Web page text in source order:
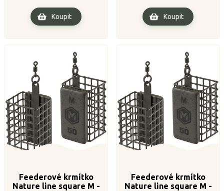
Koupit Koupit
Feederové krmítko
Nature line square M -
Feederové krmítko
Nature line square M -